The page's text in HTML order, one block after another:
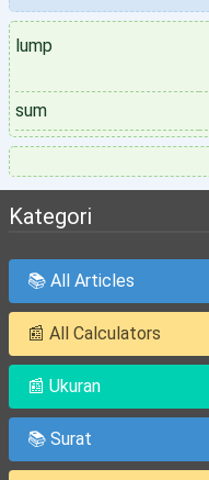
lump
sum
Kategori
📚 All Articles
📰 All Calculators
📰 Ukuran
📚 Surat